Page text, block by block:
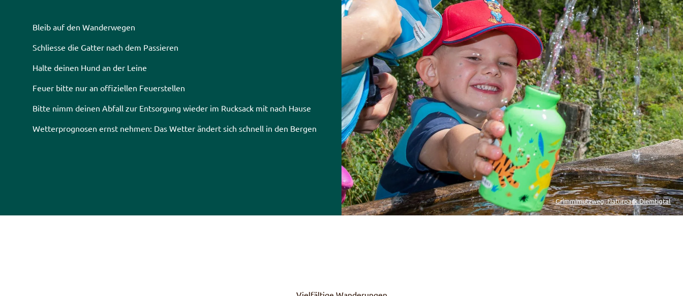
Bleib auf den Wanderwegen
Schliesse die Gatter nach dem Passieren
Halte deinen Hund an der Leine
Feuer bitte nur an offiziellen Feuerstellen
Bitte nimm deinen Abfall zur Entsorgung wieder im Rucksack mit nach Hause
Wetterprognosen ernst nehmen: Das Wetter ändert sich schnell in den Bergen
Grimmimutzweg, Naturpark Diemtigtal